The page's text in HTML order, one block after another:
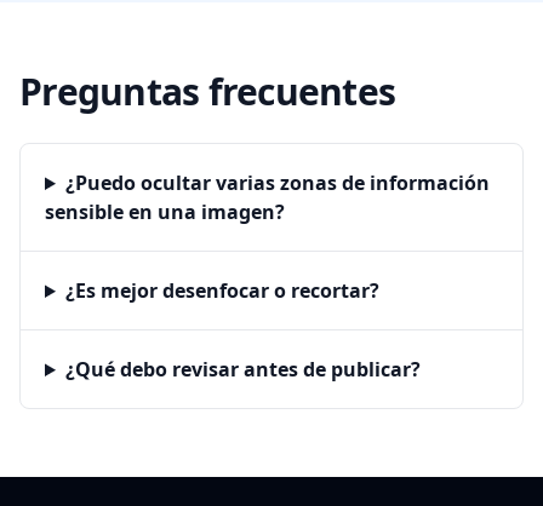
Preguntas frecuentes
¿Puedo ocultar varias zonas de información
sensible en una imagen?
¿Es mejor desenfocar o recortar?
¿Qué debo revisar antes de publicar?